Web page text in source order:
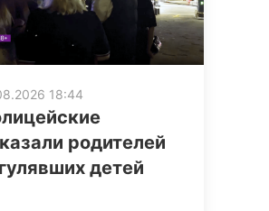
18:44
родителей
детей